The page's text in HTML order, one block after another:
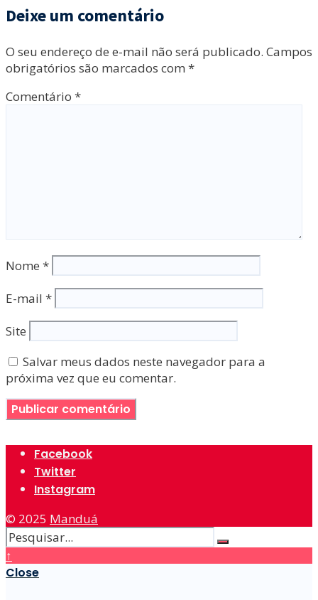
Deixe um comentário
O seu endereço de e-mail não será publicado. Campos
obrigatórios são marcados com *
Comentário *
Nome *
E-mail *
Site
Salvar meus dados neste navegador para a
próxima vez que eu comentar.
Facebook
Twitter
Instagram
© 2025 Manduá
↑
Close